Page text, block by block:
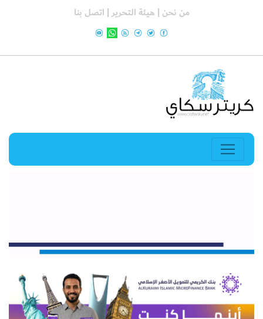
من نحن | هيئة التحرير | اتصل بنا